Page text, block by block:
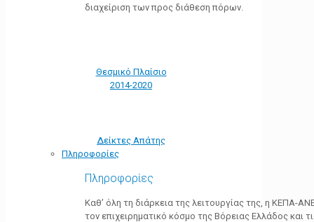
διαχείριση των προς διάθεση πόρων.
Θεσμικό Πλαίσιο
2014-2020
Δείκτες Απάτης
Πληροφορίες
Πληροφορίες
Καθ’ όλη τη διάρκεια της λειτουργίας της, η ΚΕΠΑ-
τον επιχειρηματικό κόσμο της Βόρειας Ελλάδος και